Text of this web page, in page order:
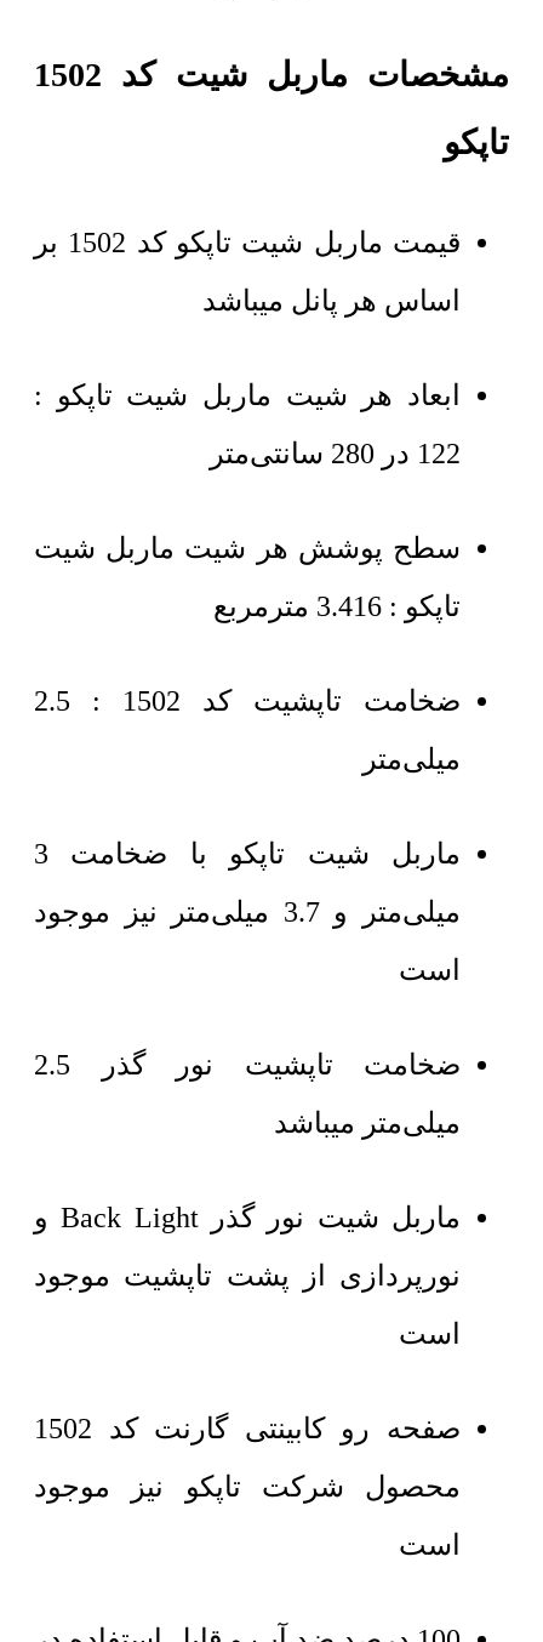
مشخصات ماربل شیت کد 1502
تاپکو
قیمت ماربل شیت تاپکو کد 1502 بر
اساس هر پانل میباشد
ابعاد هر شیت ماربل شیت تاپکو :
122 در 280 سانتی‌متر
سطح پوشش هر شیت ماربل شیت
تاپکو : 3.416 مترمربع
ضخامت تاپشیت کد 1502 : 2.5
میلی‌متر
ماربل شیت تاپکو با ضخامت 3
میلی‌متر و 3.7 میلی‌متر نیز موجود
است
ضخامت تاپشیت نور گذر 2.5
میلی‌متر میباشد
ماربل شیت نور گذر Back Light و
نورپردازی از پشت تاپشیت موجود
است
صفحه رو کابینتی گارنت کد 1502
محصول شرکت تاپکو نیز موجود
است